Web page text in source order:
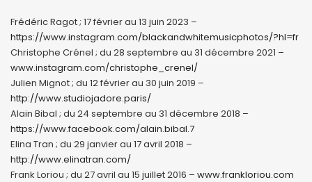
Frédéric Ragot ; 17 février au 13 juin 2023 –
https://www.instagram.com/blackandwhitemusicphotos/?hl=fr
Christophe Crénel ; du 28 septembre au 31 décembre 2021 –
www.instagram.com/christophe_crenel/
Julien Mignot ; du 12 février au 30 juin 2019 –
http://www.studiojadore.paris/
Alain Bibal ; du 24 septembre au 31 décembre 2018 –
https://www.facebook.com/alain.bibal.7
Elina Tran ; du 29 janvier au 17 avril 2018 –
http://www.elinatran.com/
Frank Loriou ; du 27 avril au 15 juillet 2016 – www.frankloriou.com